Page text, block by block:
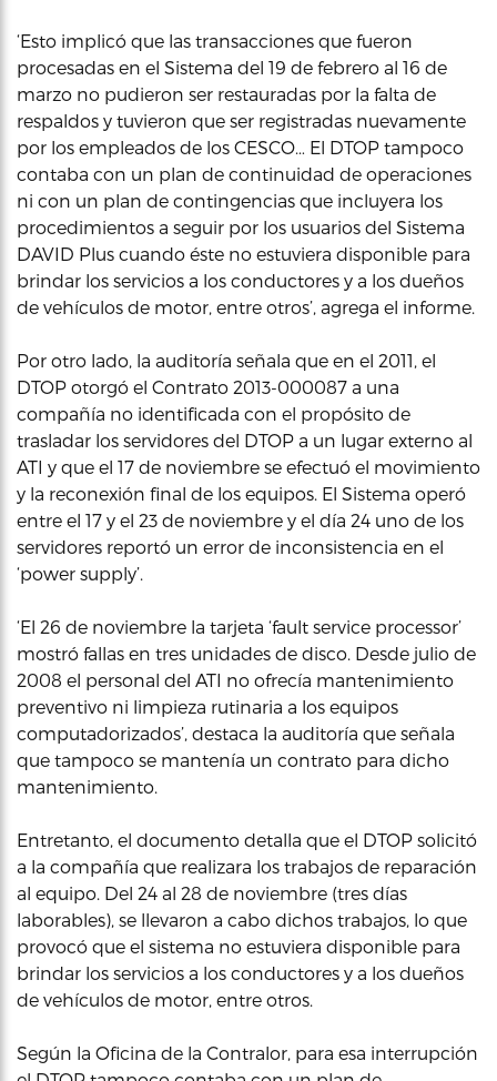
‘Esto implicó que las transacciones que fueron
procesadas en el Sistema del 19 de febrero al 16 de
marzo no pudieron ser restauradas por la falta de
respaldos y tuvieron que ser registradas nuevamente
por los empleados de los CESCO… El DTOP tampoco
contaba con un plan de continuidad de operaciones
ni con un plan de contingencias que incluyera los
procedimientos a seguir por los usuarios del Sistema
DAVID Plus cuando éste no estuviera disponible para
brindar los servicios a los conductores y a los dueños
de vehículos de motor, entre otros’, agrega el informe.
Por otro lado, la auditoría señala que en el 2011, el
DTOP otorgó el Contrato 2013-000087 a una
compañía no identificada con el propósito de
trasladar los servidores del DTOP a un lugar externo al
ATI y que el 17 de noviembre se efectuó el movimiento
y la reconexión final de los equipos. El Sistema operó
entre el 17 y el 23 de noviembre y el día 24 uno de los
servidores reportó un error de inconsistencia en el
‘power supply’.
‘El 26 de noviembre la tarjeta ‘fault service processor’
mostró fallas en tres unidades de disco. Desde julio de
2008 el personal del ATI no ofrecía mantenimiento
preventivo ni limpieza rutinaria a los equipos
computadorizados’, destaca la auditoría que señala
que tampoco se mantenía un contrato para dicho
mantenimiento.
Entretanto, el documento detalla que el DTOP solicitó
a la compañía que realizara los trabajos de reparación
al equipo. Del 24 al 28 de noviembre (tres días
laborables), se llevaron a cabo dichos trabajos, lo que
provocó que el sistema no estuviera disponible para
brindar los servicios a los conductores y a los dueños
de vehículos de motor, entre otros.
Según la Oficina de la Contralor, para esa interrupción